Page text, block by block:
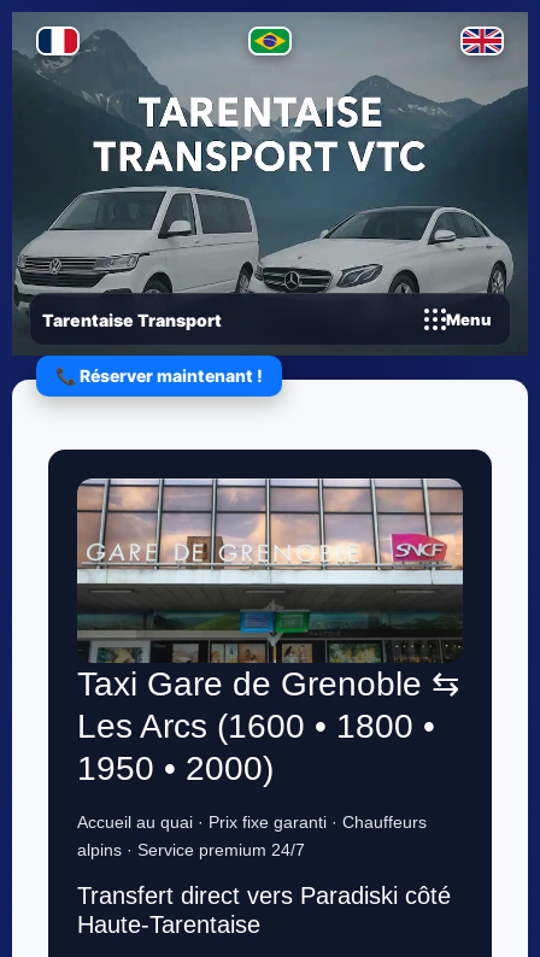
📞 Réserver maintenant !
Tarentaise Transport Menu
Taxi Gare de Grenoble ⇆
Les Arcs (1600 • 1800 •
1950 • 2000)
Accueil au quai · Prix fixe garanti · Chauffeurs
alpins · Service premium 24/7
Transfert direct vers Paradiski côté
Haute-Tarentaise